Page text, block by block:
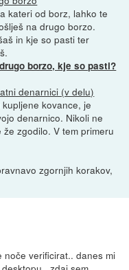
kateri od borz, lahko te
na drugo borzo.
in kje so pasti ter
borzo, kje so pasti?
denarnici (v delu)
kovance, je
denarnico. Nikoli ne
zgodilo. V tem primeru
zgornjih korakov,
verificirat.. danes mi